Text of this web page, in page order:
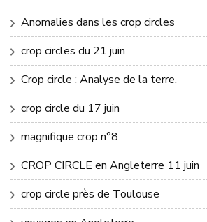
Anomalies dans les crop circles
crop circles du 21 juin
Crop circle : Analyse de la terre.
crop circle du 17 juin
magnifique crop n°8
CROP CIRCLE en Angleterre 11 juin
crop circle près de Toulouse